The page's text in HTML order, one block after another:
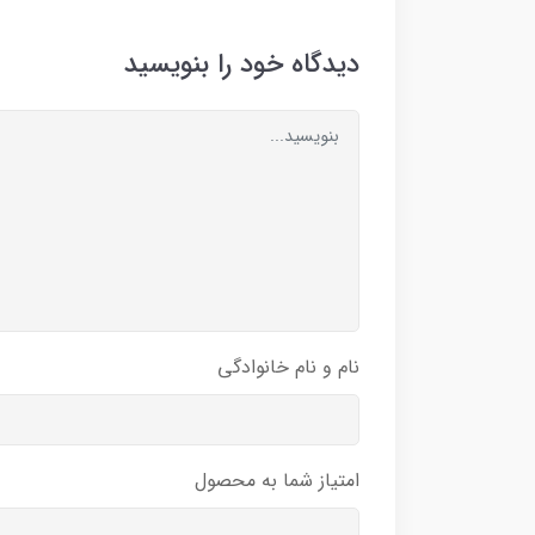
دیدگاه خود را بنویسید
نام و نام خانوادگی
امتیاز شما به محصول